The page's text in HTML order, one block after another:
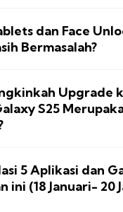
dan Face
Bermasalah?
Upgrade
S25
5 Aplikasi dan
ini (18 Januari- 20